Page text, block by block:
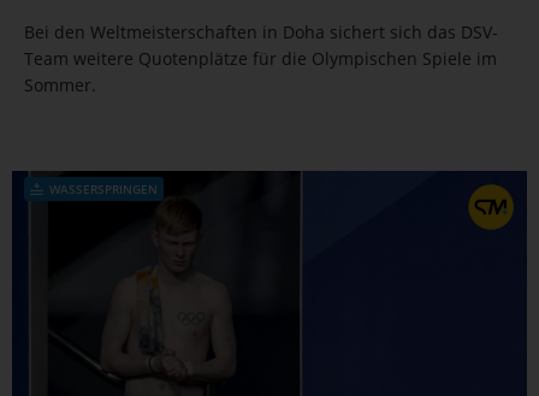
Bei den Weltmeisterschaften in Doha sichert sich das DSV-
Team weitere Quotenplätze für die Olympischen Spiele im
Sommer.
WASSERSPRINGEN